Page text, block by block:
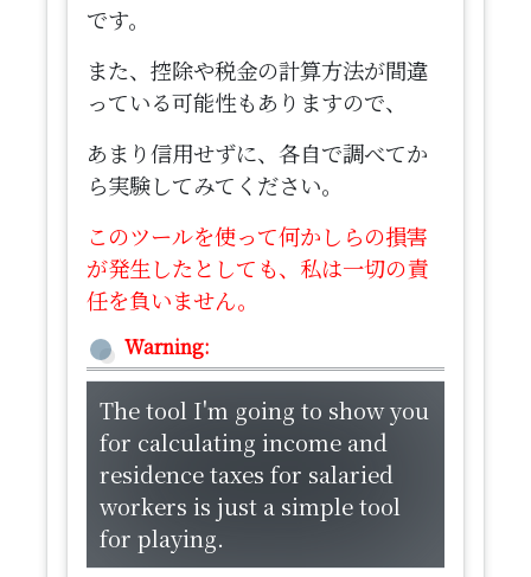
です。
また、控除や税金の計算方法が間違
っている可能性もありますので、
あまり信用せずに、各自で調べてか
ら実験してみてください。
このツールを使って何かしらの損害
が発生したとしても、私は一切の責
任を負いません。
Warning:
​The tool I'm going to show you
for calculating income and
residence taxes for salaried
workers is just a simple tool
for playing.